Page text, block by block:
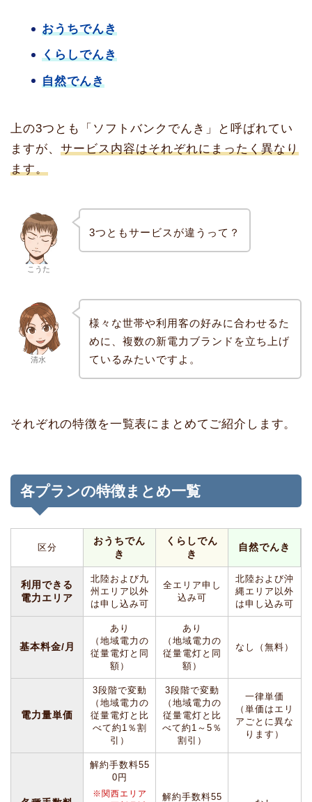
おうちでんき
くらしでんき
自然でんき
上の3つとも「ソフトバンクでんき」と呼ばれてい
ますが、 サービス内容はそれぞれにまったく異なり
ます。
こうた
3つともサービスが違うって？
清水
様々な世帯や利用客の好みに合わせるた
めに、複数の新電力ブランドを立ち上げ
ているみたいですよ。
それぞれの特徴を一覧表にまとめてご紹介します。
各プランの特徴まとめ一覧
区分
おうちでん
き
くらしでん
き
自然でんき
利用できる
電力エリア
北陸および九
州エリア以外
は申し込み可
全エリア申し
込み可
北陸および沖
縄エリア以外
は申し込み可
基本料金/月
あり
（地域電力の
従量電灯と同
額）
あり
（地域電力の
従量電灯と同
額）
なし（無料）
電力量単価
3段階で変動
（地域電力の
従量電灯と比
べて約1％割
引）
3段階で変動
（地域電力の
従量電灯と比
べて約1～5％
割引）
一律単価
（単価はエリ
アごとに異な
ります）
解約手数料55
0円
※関西エリア
解約手数料55